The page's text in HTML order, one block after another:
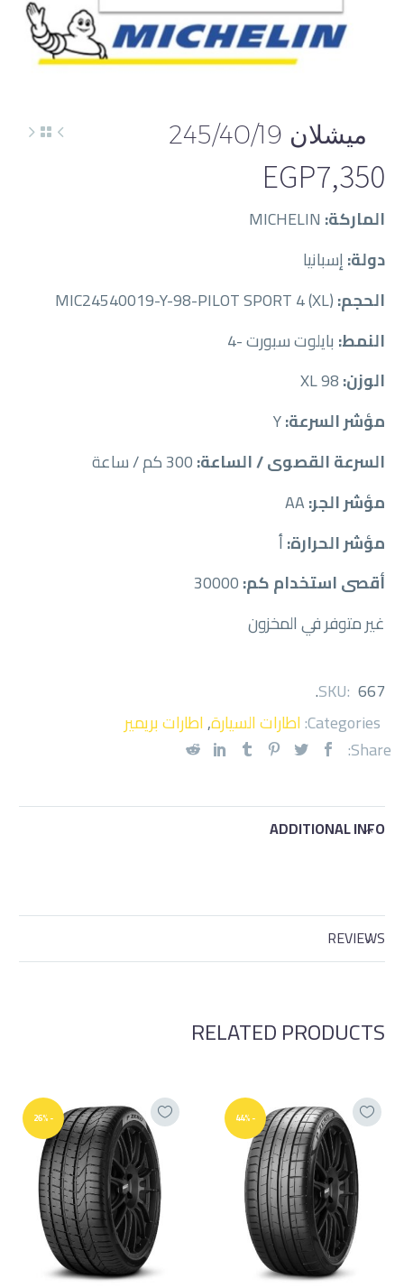
ميشلان 245/40/19
EGP7,350
الماركة:
دولة:إسبانيا
الحجم:
النمط: بايلوت سبورت -4
الوزن:
مؤشر السرعة:
السرعة القصوى / الساعة:
مؤشر الجر:
مؤشر الحرارة:أ
أقصى استخدام كم:
غير متوفر في المخزون
SKU: 667
.
Categories: اطارات السيارة,اطارات بريمير
Share:
ADDITIONAL INFO
REVIEWS
RELATED PRODUCTS
-44%
-26%